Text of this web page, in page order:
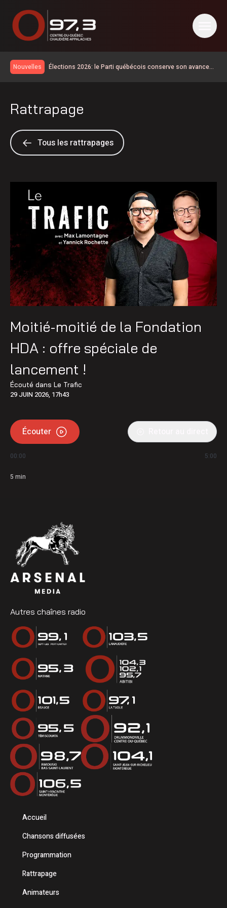
Nouvelles
Élections 2026: le Parti québécois conserve son avance
Des citoyens préoccupés par les guêpes de sable dans
les parcs de Victoriaville
Mauricie-et-Centre-du-Québec
Lactalis Canada devient partenaire de la 62e Finale des
Jeux du Québec à Victoriaville
Daveluyville met en garde contre les sauts aux chutes de
Les investissements en construction se poursuivent à
La Ville de Plessisville dénonce des gestes de vandalisme
Rattrapage
Tous les rattrapages
Moitié-moitié de la Fondation
HDA : offre spéciale de
lancement !
Écouté dans Le Trafic
29 JUIN 2026, 17h43
Écouter
00:00 5:00
5 min
Autres chaînes radio
Accueil
Chansons diffusées
Programmation
Rattrapage
Animateurs